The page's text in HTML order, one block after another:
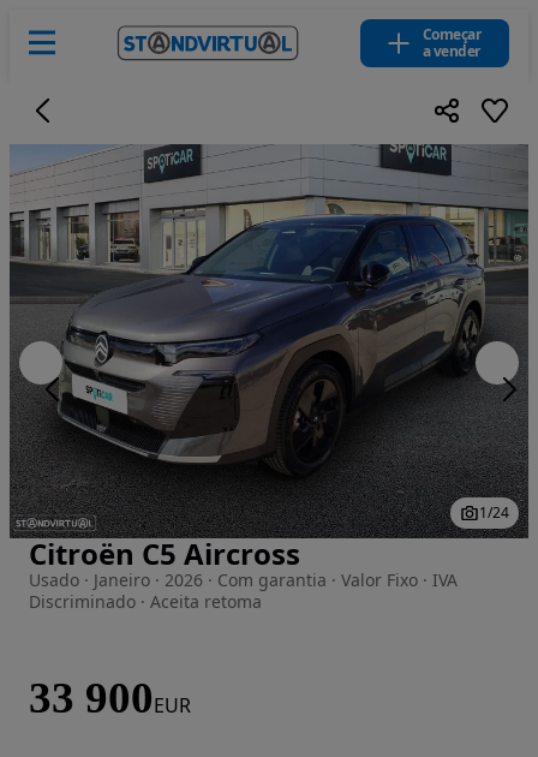
Começar
a vender
Imagem 1 de 24
1/24
Citroën C5 Aircross
Usado · Janeiro · 2026 · Com garantia · Valor Fixo · IVA
Discriminado · Aceita retoma
33 900EUR